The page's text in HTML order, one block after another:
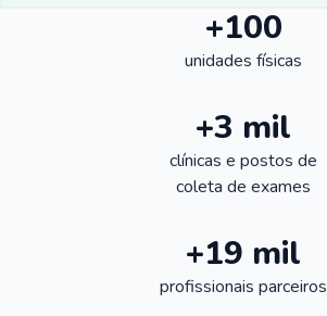
+100
unidades físicas
+3 mil
clínicas e postos de
coleta de exames
+19 mil
profissionais parceiros